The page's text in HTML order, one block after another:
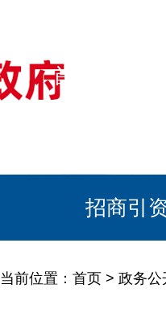
首页
招商引
当前位置： 首页 > 政务公